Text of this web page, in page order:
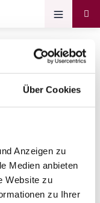
Über Cookies
Anzeigen zu
Medien anbieten
Website zu
zu Ihrer